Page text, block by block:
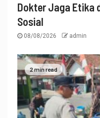
Dokter Jaga Etika
Sosial
08/08/2026 admin
2 min read